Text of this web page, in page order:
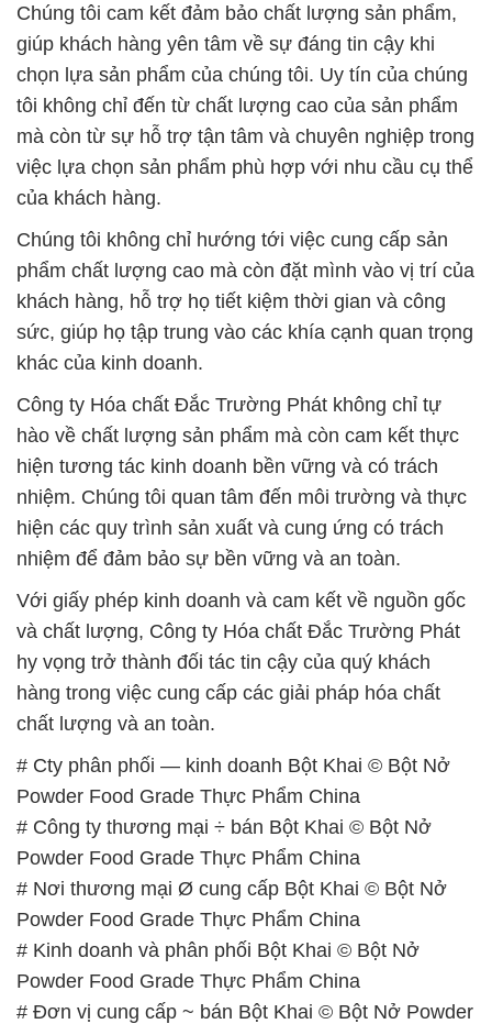
Chúng tôi cam kết đảm bảo chất lượng sản phẩm,
giúp khách hàng yên tâm về sự đáng tin cậy khi
chọn lựa sản phẩm của chúng tôi. Uy tín của chúng
tôi không chỉ đến từ chất lượng cao của sản phẩm
mà còn từ sự hỗ trợ tận tâm và chuyên nghiệp trong
việc lựa chọn sản phẩm phù hợp với nhu cầu cụ thể
của khách hàng.
Chúng tôi không chỉ hướng tới việc cung cấp sản
phẩm chất lượng cao mà còn đặt mình vào vị trí của
khách hàng, hỗ trợ họ tiết kiệm thời gian và công
sức, giúp họ tập trung vào các khía cạnh quan trọng
khác của kinh doanh.
Công ty Hóa chất Đắc Trường Phát không chỉ tự
hào về chất lượng sản phẩm mà còn cam kết thực
hiện tương tác kinh doanh bền vững và có trách
nhiệm. Chúng tôi quan tâm đến môi trường và thực
hiện các quy trình sản xuất và cung ứng có trách
nhiệm để đảm bảo sự bền vững và an toàn.
Với giấy phép kinh doanh và cam kết về nguồn gốc
và chất lượng, Công ty Hóa chất Đắc Trường Phát
hy vọng trở thành đối tác tin cậy của quý khách
hàng trong việc cung cấp các giải pháp hóa chất
chất lượng và an toàn.
# Cty phân phối — kinh doanh Bột Khai © Bột Nở
Powder Food Grade Thực Phẩm China
# Công ty thương mại ÷ bán Bột Khai © Bột Nở
Powder Food Grade Thực Phẩm China
# Nơi thương mại Ø cung cấp Bột Khai © Bột Nở
Powder Food Grade Thực Phẩm China
# Kinh doanh và phân phối Bột Khai © Bột Nở
Powder Food Grade Thực Phẩm China
# Đơn vị cung cấp ~ bán Bột Khai © Bột Nở Powder